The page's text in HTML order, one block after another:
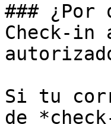
###
Check-in
Si tu
de